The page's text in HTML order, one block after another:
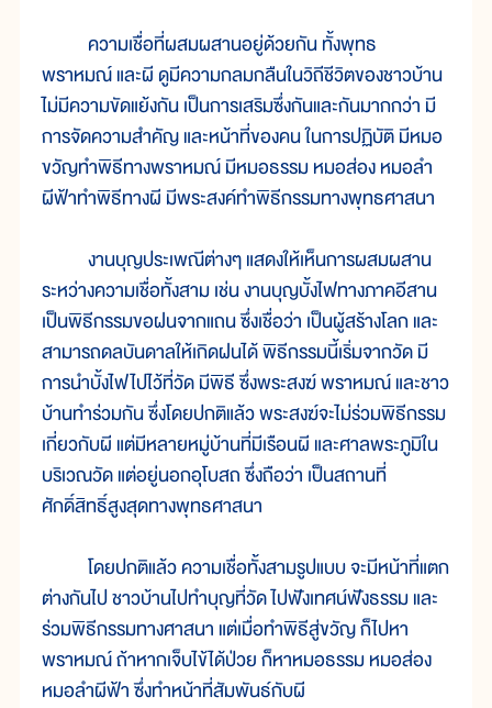
ความเชื่อที่ผสมผสานอยู่ด้วยกัน ทั้งพุทธ
พราหมณ์ และผี ดูมีความกลมกลืนในวิถีชีวิตของชาวบ้าน
ไม่มีความขัดแย้งกัน เป็นการเสริมซึ่งกันและกันมากกว่า มี
การจัดความสำคัญ และหน้าที่ของคน ในการปฏิบัติ มีหมอ
ขวัญทำพิธีทางพราหมณ์ มีหมอธรรม หมอส่อง หมอลำ
ผีฟ้าทำพิธีทางผี มีพระสงค์ทำพิธีกรรมทางพุทธศาสนา
งานบุญประเพณีต่างๆ แสดงให้เห็นการผสมผสาน
ระหว่างความเชื่อทั้งสาม เช่น งานบุญบั้งไฟทางภาคอีสาน
เป็นพิธีกรรมขอฝนจากแถน ซึ่งเชื่อว่า เป็นผู้สร้างโลก และ
สามารถดลบันดาลให้เกิดฝนได้ พิธีกรรมนี้เริ่มจากวัด มี
การนำบั้งไฟไปไว้ที่วัด มีพิธี ซึ่งพระสงฆ์ พราหมณ์ และชาว
บ้านทำร่วมกัน ซึ่งโดยปกติแล้ว พระสงฆ์จะไม่ร่วมพิธีกรรม
เกี่ยวกับผี แต่มีหลายหมู่บ้านที่มีเรือนผี และศาลพระภูมิใน
บริเวณวัด แต่อยู่นอกอุโบสถ ซึ่งถือว่า เป็นสถานที่
ศักดิ์สิทธิ์สูงสุดทางพุทธศาสนา
โดยปกติแล้ว ความเชื่อทั้งสามรูปแบบ จะมีหน้าที่แตก
ต่างกันไป ชาวบ้านไปทำบุญที่วัด ไปฟังเทศน์ฟังธรรม และ
ร่วมพิธีกรรมทางศาสนา แต่เมื่อทำพิธีสู่ขวัญ ก็ไปหา
พราหมณ์ ถ้าหากเจ็บไข้ได้ป่วย ก็หาหมอธรรม หมอส่อง
หมอลำผีฟ้า ซึ่งทำหน้าที่สัมพันธ์กับผี